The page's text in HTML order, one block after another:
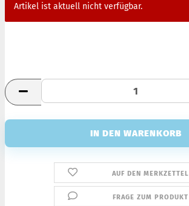
Artikel ist aktuell nicht verfügbar.
AUF DEN MERKZETTEL
FRAGE ZUM PRODUKT